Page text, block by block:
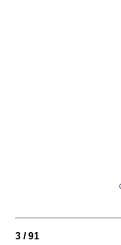
3 / 91